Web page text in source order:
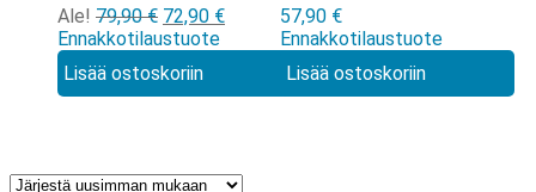
Ale! 79,90€ Alkuperäinen
hinta
oli:
79,90 €.
72,90 €Nykyinen
72,90 €.
Ennakkotilaustuote
Lisää ostoskoriin
figuuri
57,90 €
Ennakkotilaustuote
Lisää ostoskoriin